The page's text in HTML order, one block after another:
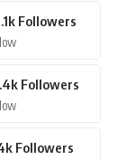
Followers
Followers
Followers